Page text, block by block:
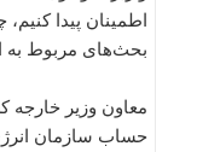
اطمینان پیدا
بحث‌های مربوط به
معاون وزیر خارجه
حساب سازمان